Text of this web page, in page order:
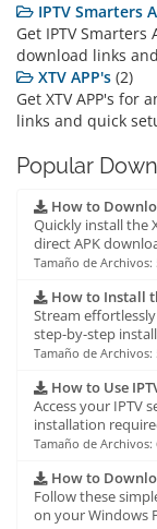
IPTV Smarters
Get IPTV
download links
XTV APP's (2)
Get XTV APP's for
links and quick
Popular
How to
Quickly install the
direct APK
Tamaño de Archivos:
How to Install
Stream
step-by-step
Tamaño de Archivos:
How to Use
Access your IPTV
installation
Tamaño de Archivos:
How to
Follow these
on your Windows